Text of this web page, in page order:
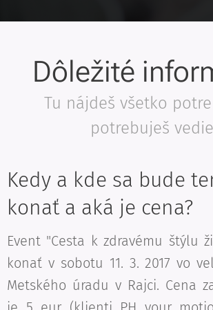
Dôležité
Tu nájdeš všetko
potrebuješ
Kedy a kde sa bude
konať a aká je cena?
Event "Cesta k zdravému štýlu
konať v sobotu 11. 3. 2017 vo
Metského úradu v Rajci. Cena